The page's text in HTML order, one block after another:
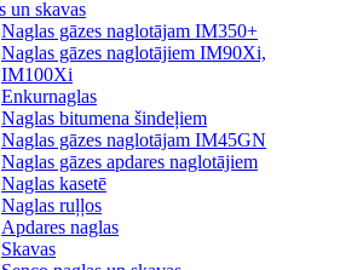
un skavas
Naglas gāzes naglotājam IM350+
Naglas gāzes naglotājiem IM90Xi,
IM100Xi
Enkurnaglas
Naglas bitumena šindeļiem
Naglas gāzes naglotājam IM45GN
Naglas gāzes apdares naglotājiem
Naglas kasetē
Naglas ruļļos
Apdares naglas
Skavas